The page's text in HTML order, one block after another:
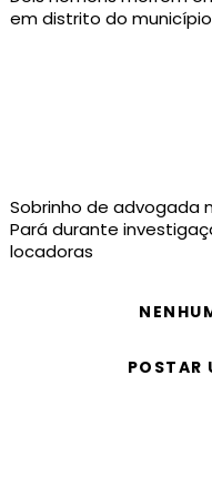
em distrito do
Sobrinho de advogada
Pará durante
locadoras
POSTAR